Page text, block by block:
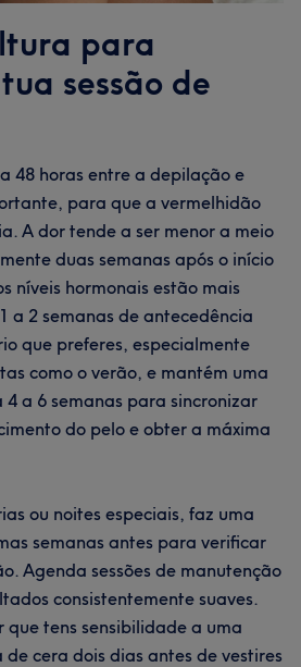
para
sessão de
48 horas entre a depilação e
para que a vermelhidão
A dor tende a ser menor a meio
duas semanas após o início
níveis hormonais estão mais
a 2 semanas de antecedência
que preferes, especialmente
como o verão, e mantém uma
a 6 semanas para sincronizar
do pelo e obter a máxima
ou noites especiais, faz uma
semanas antes para verificar
Agenda sessões de manutenção
consistentemente suaves.
que tens sensibilidade a uma
cera dois dias antes de vestires